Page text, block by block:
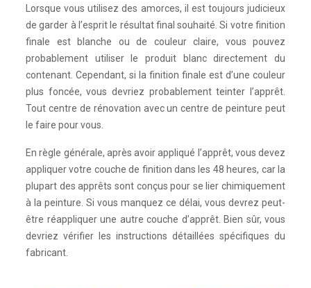
Lorsque vous utilisez des amorces, il est toujours judicieux
de garder à l’esprit le résultat final souhaité. Si votre finition
finale est blanche ou de couleur claire, vous pouvez
probablement utiliser le produit blanc directement du
contenant. Cependant, si la finition finale est d’une couleur
plus foncée, vous devriez probablement teinter l’apprêt.
Tout centre de rénovation avec un centre de peinture peut
le faire pour vous.
En règle générale, après avoir appliqué l’apprêt, vous devez
appliquer votre couche de finition dans les 48 heures, car la
plupart des apprêts sont conçus pour se lier chimiquement
à la peinture. Si vous manquez ce délai, vous devrez peut-
être réappliquer une autre couche d’apprêt. Bien sûr, vous
devriez vérifier les instructions détaillées spécifiques du
fabricant.